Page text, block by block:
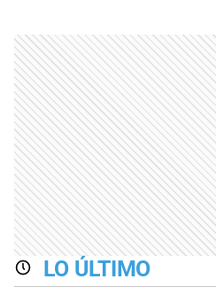
LO ÚLTIMO